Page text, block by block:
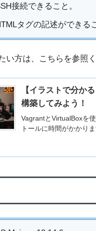
接続できること。
タグの記述ができる
い方は、こちらを参照く
【イラストで分か
構築してみよう！
VagrantとVirtualBoxを
トールに時間がかかり